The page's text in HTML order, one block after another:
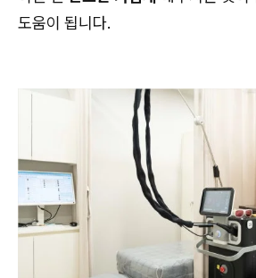
도움이 됩니다.